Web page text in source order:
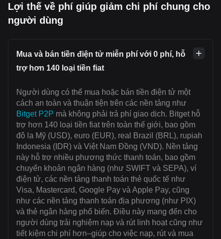
Lợi thế về phí giúp giảm chi phí chung cho
người dùng
Mua và bán tiền điện tử miễn phí với 0 phí, hỗ
trợ hơn 140 loại tiền fiat
Người dùng có thể mua hoặc bán tiền điện tử một
cách an toàn và thuận tiện trên các nền tảng như
Bitget P2P mà không phải trả phí giao dịch. Bitget hỗ
trợ hơn 140 loại tiền fiat trên toàn thế giới, bao gồm
đô la Mỹ (USD), euro (EUR), real Brazil (BRL), rupiah
Indonesia (IDR) và Việt Nam Đồng (VND). Nền tảng
này hỗ trợ nhiều phương thức thanh toán, bao gồm
chuyển khoản ngân hàng (như SWIFT và SEPA), ví
điện tử, các nền tảng thanh toán thẻ quốc tế như
Visa, Mastercard, Google Pay và Apple Pay, cũng
như các nền tảng thanh toán địa phương (như PIX)
và thẻ ngân hàng phổ biến. Điều này mang đến cho
người dùng trải nghiệm nạp và rút linh hoạt cũng như
tiết kiệm chi phí hơn–giúp cho việc nạp, rút và mua